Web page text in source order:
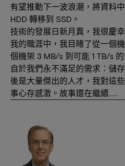
有望推動下一波浪潮，將資料
HDD 轉移到 SSD。
技術的發展日新月異，我很慶
我的職涯中，我目睹了從一個
個機架 3 MB/s 到可能 1 TB/s
自於我們永不滿足的需求：儲
後是大量傑出的人才，我對這
事心存感激。故事還在繼續……